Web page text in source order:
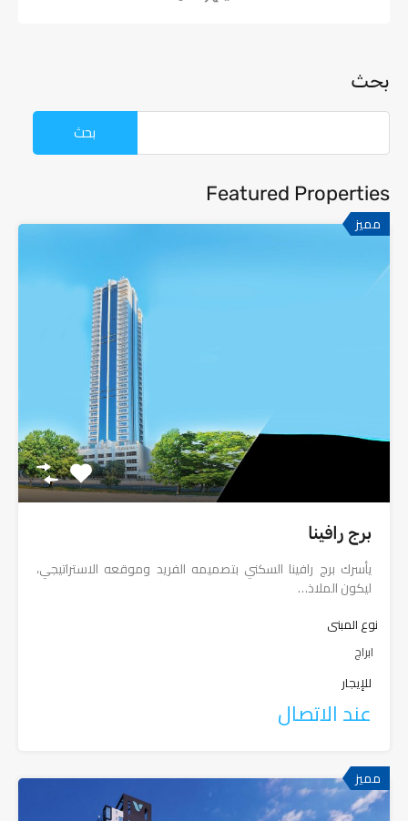
بحث
Featured Properties
مميز
برج رافينا
يأسرك برج رافينا السكني بتصميمه الفريد وموقعه الاستراتيجي،
ليكون الملاذ…
نوع المبنى
ابراج
للإيجار
عند الاتصال
مميز